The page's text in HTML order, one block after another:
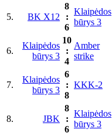
5. BK X12
8
:
6
Klaipėdos
būrys 3
6.
Klaipėdos
būrys 3
10
:
4
Amber
strike
7.
Klaipėdos
būrys 3
6
:
8
KKK-2
8. JBK
8
:
6
Klaipėdos
būrys 3